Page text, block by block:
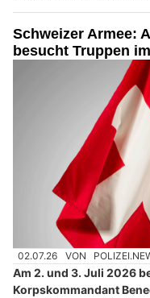
Schweizer Armee:
besucht Truppen
02.07.26 VON
Am 2. und 3. Juli 2026
Korpskommandant